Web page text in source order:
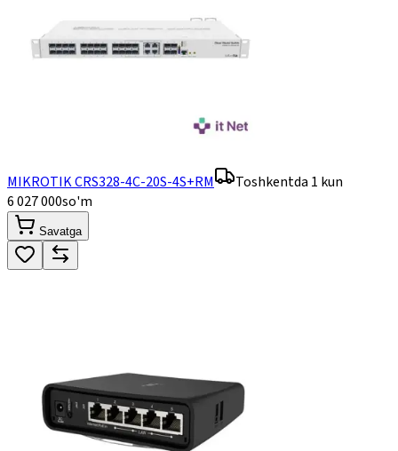
MIKROTIK CRS328-4C-20S-4S+RM
Toshkentda 1 kun
6 027 000so'm
Savatga